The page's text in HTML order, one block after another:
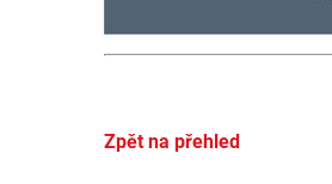
Zpět na přehled